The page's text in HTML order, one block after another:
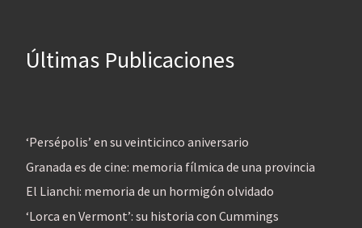
Últimas Publicaciones
‘Persépolis’ en su veinticinco aniversario
Granada es de cine: memoria fílmica de una provincia
El Lianchi: memoria de un hormigón olvidado
‘Lorca en Vermont’: su historia con Cummings